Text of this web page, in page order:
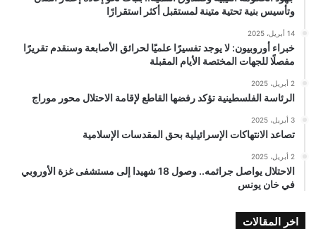
وتأسيس بنية تحتية متينة لمستقبل أكثر استقرارًا
14 أبريل، 2025
خبراء أوروبيون: لا يوجد تفسيرًا علميًا لحرائق الأصابعة وسنقدم تقريرًا
مفصلًا للجهات المختصة الأيام المقبلة
2 أبريل، 2025
الرئاسة الفلسطينية تؤكد رفضها القاطع لإقامة الاحتلال محور موراج
3 أبريل، 2025
تصاعد الانتهاكات الإسرائيلية بحق المقدسات الإسلامية
2 أبريل، 2025
الاحتلال يواصل جرائمه.. وصول 18 شهيدا إلى مستشفى غزة الأوروبي
في خان يونس
اخر المقالات